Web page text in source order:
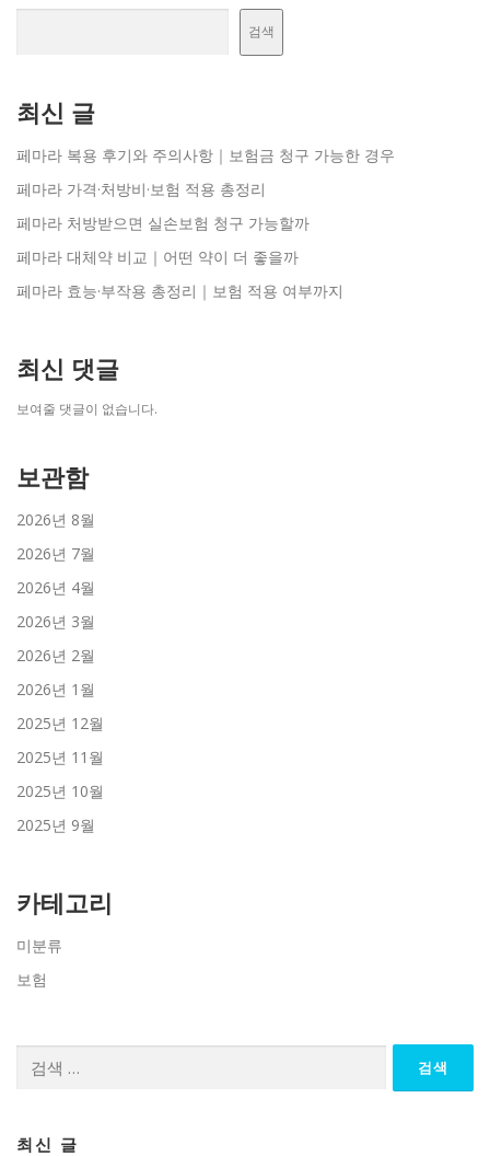
검색
최신 글
페마라 복용 후기와 주의사항｜보험금 청구 가능한 경우
페마라 가격·처방비·보험 적용 총정리
페마라 처방받으면 실손보험 청구 가능할까
페마라 대체약 비교｜어떤 약이 더 좋을까
페마라 효능·부작용 총정리｜보험 적용 여부까지
최신 댓글
보여줄 댓글이 없습니다.
보관함
2026년 8월
2026년 7월
2026년 4월
2026년 3월
2026년 2월
2026년 1월
2025년 12월
2025년 11월
2025년 10월
2025년 9월
카테고리
미분류
보험
최신 글